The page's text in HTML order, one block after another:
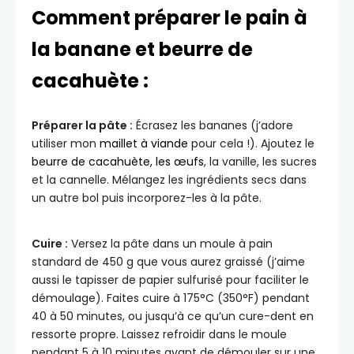
Comment préparer le pain à
la banane et beurre de
cacahuète :
Préparer la pâte : Écrasez les bananes (j’adore
utiliser mon maillet à viande pour cela !). Ajoutez le
beurre de cacahuète, les œufs, la vanille, les sucres
et la cannelle. Mélangez les ingrédients secs dans
un autre bol puis incorporez-les à la pâte.
Cuire : Versez la pâte dans un moule à pain
standard de 450 g que vous aurez graissé (j’aime
aussi le tapisser de papier sulfurisé pour faciliter le
démoulage). Faites cuire à 175°C (350°F) pendant
40 à 50 minutes, ou jusqu’à ce qu’un cure-dent en
ressorte propre. Laissez refroidir dans le moule